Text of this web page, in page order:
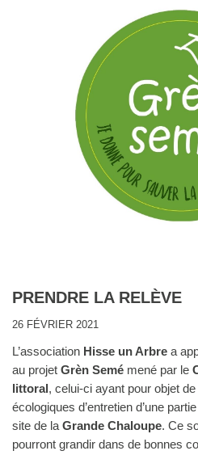
PRENDRE LA RELÈVE
26 FÉVRIER 2021
L’association Hisse un Arbre a
au projet Grèn Semé mené par le
littoral, celui-ci ayant pour objet
écologiques d’entretien d’une
site de la Grande Chaloupe. Ce
pourront grandir dans de bonnes